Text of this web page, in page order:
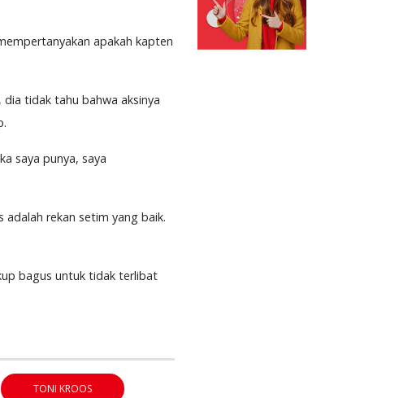
apakah kapten
tidak tahu bahwa aksinya
saya punya, saya
rekan setim yang baik.
bagus untuk tidak terlibat
TONI KROOS